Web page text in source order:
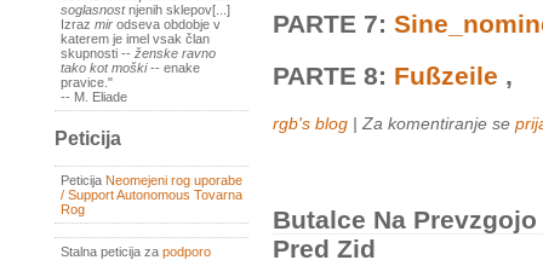
soglasnostnjenih sklepov[...]
Izraz mir odseva obdobje v
katerem je imel vsak član
skupnosti -- ženske ravno
tako kot moški-- enake
pravice."
-- M. Eliade
Peticija
Peticija Neomejeni rog uporabe
/ Support Autonomous Tovarna
Rog
Stalna peticija za podporo
PARTE 7:
PARTE 8: Fußzeile ,
rgb's blog | Za komentiranje se
Butalce Na
Pred Zid